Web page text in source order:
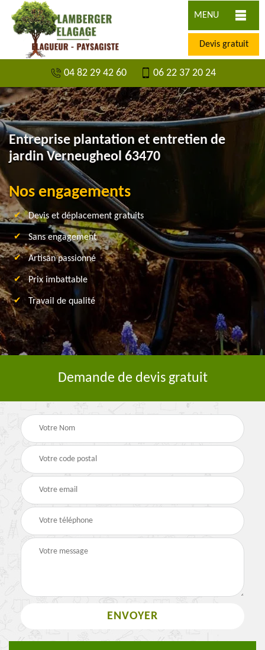
MENU
Devis gratuit
04 82 29 42 60 06 22 37 20 24
Entreprise plantation et entretien de
jardin Verneugheol 63470
Nos engagements
Devis et déplacement gratuits
Sans engagement
Artisan passionné
Prix imbattable
Travail de qualité
Demande de devis gratuit